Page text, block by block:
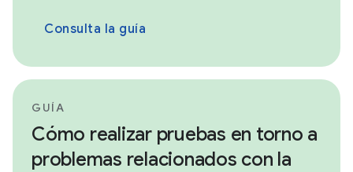
Consulta la guía
GUÍA
Cómo realizar pruebas en torno a
problemas relacionados con la